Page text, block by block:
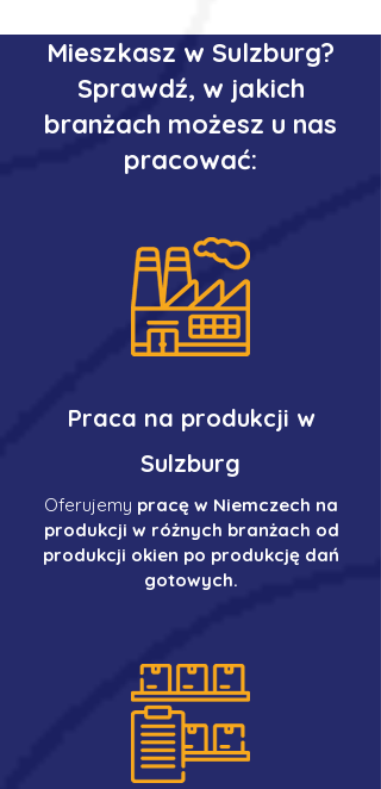
Mieszkasz w Sulzburg?
Sprawdź, w jakich
branżach możesz u nas
pracować:
Praca na produkcji w
Sulzburg
Oferujemy pracę w Niemczech na
produkcji w różnych branżach od
produkcji okien po produkcję dań
gotowych.